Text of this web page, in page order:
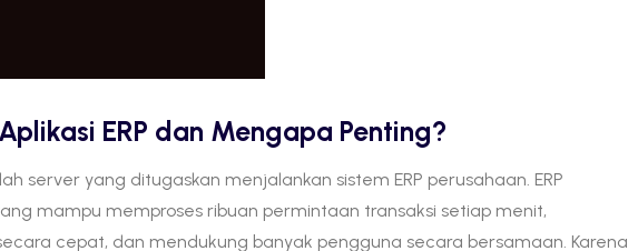
ERP dan Mengapa Penting?
server yang ditugaskan menjalankan sistem ERP perusahaan. ERP
mampu memproses ribuan permintaan transaksi setiap menit,
cepat, dan mendukung banyak pengguna secara bersamaan. Karena